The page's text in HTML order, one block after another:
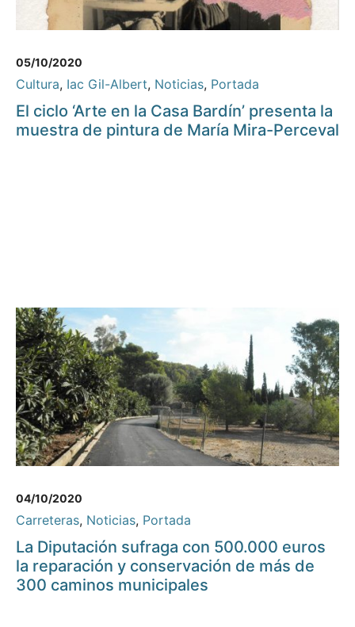
05/10/2020
Cultura, Iac Gil-Albert, Noticias, Portada
El ciclo ‘Arte en la Casa Bardín’ presenta la
muestra de pintura de María Mira-Perceval
04/10/2020
Carreteras, Noticias, Portada
La Diputación sufraga con 500.000 euros
la reparación y conservación de más de
300 caminos municipales